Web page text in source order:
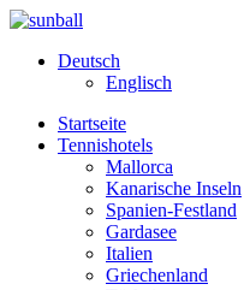
Deutsch
Englisch
Startseite
Tennishotels
Mallorca
Kanarische Inseln
Spanien-Festland
Gardasee
Italien
Griechenland